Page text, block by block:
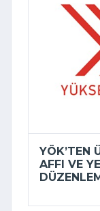
YÖK’TEN
AFFI VE